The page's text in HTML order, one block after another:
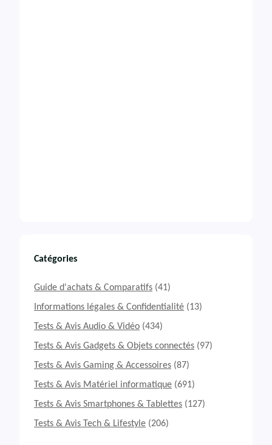
Catégories
Guide d'achats & Comparatifs (41)
Informations légales & Confidentialité (13)
Tests & Avis Audio & Vidéo (434)
Tests & Avis Gadgets & Objets connectés (97)
Tests & Avis Gaming & Accessoires (87)
Tests & Avis Matériel informatique (691)
Tests & Avis Smartphones & Tablettes (127)
Tests & Avis Tech & Lifestyle (206)